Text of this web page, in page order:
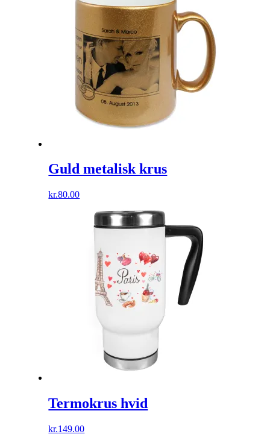
Guld metalisk krus
kr.80.00
Termokrus hvid
kr.149.00